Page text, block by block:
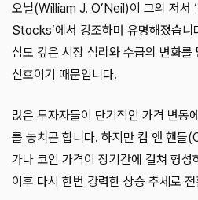
오닐(William J. O’Neil)이 그의 저
Stocks’에서 강조하며 유명해졌습니
심도 깊은 시장 심리와 수급의 변화를
신호이기 때문입니다.
많은 투자자들이 단기적인 가격 변동
를 놓치곤 합니다. 하지만 컵 앤 핸들
가나 코인 가격이 장기간에 걸쳐 형성
이후 다시 한번 강력한 상승 추세로